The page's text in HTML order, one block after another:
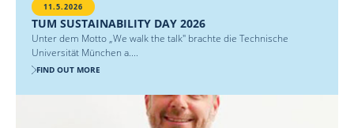
11.5.2026
TUM SUSTAINABILITY DAY 2026
Unter dem Motto „We walk the talk" brachte die Technische
Universität München a....
FIND OUT MORE